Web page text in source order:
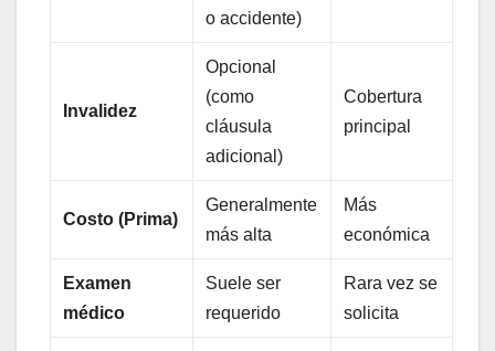
o accidente)
Invalidez
Opcional
(como
cláusula
adicional)
Cobertura
principal
Costo (Prima)
Generalmente
más alta
Más
económica
Examen
médico
Suele ser
requerido
Rara vez se
solicita